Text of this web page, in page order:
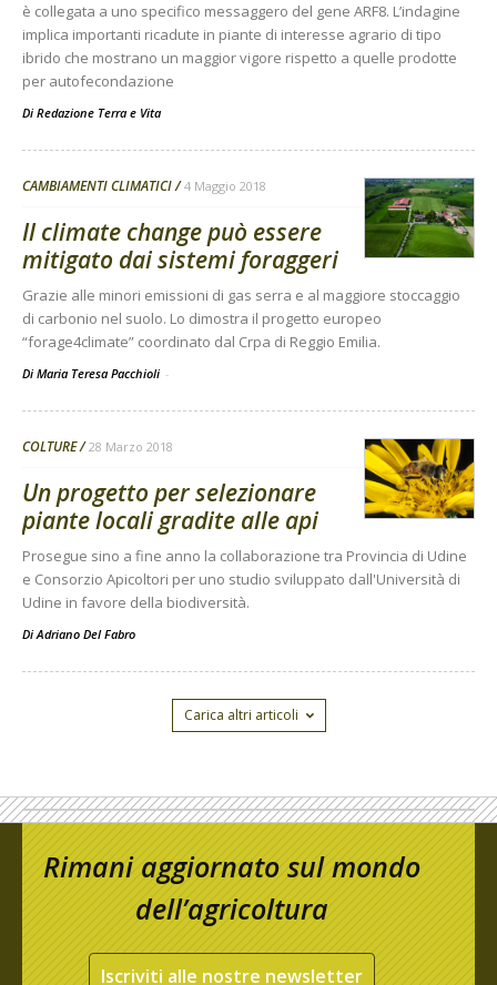
è collegata a uno specifico messaggero del gene ARF8. L’indagine
implica importanti ricadute in piante di interesse agrario di tipo
ibrido che mostrano un maggior vigore rispetto a quelle prodotte
per autofecondazione
Di Redazione Terra e Vita
CAMBIAMENTI CLIMATICI 4 Maggio 2018
Il climate change può essere
mitigato dai sistemi foraggeri
Grazie alle minori emissioni di gas serra e al maggiore stoccaggio
di carbonio nel suolo. Lo dimostra il progetto europeo
“forage4climate” coordinato dal Crpa di Reggio Emilia.
Di Maria Teresa Pacchioli -
COLTURE 28 Marzo 2018
Un progetto per selezionare
piante locali gradite alle api
Prosegue sino a fine anno la collaborazione tra Provincia di Udine
e Consorzio Apicoltori per uno studio sviluppato dall'Università di
Udine in favore della biodiversità.
DiAdriano Del Fabro
Carica altri articoli
Rimani aggiornato sul mondo
dell’agricoltura
Iscriviti alle nostre newsletter